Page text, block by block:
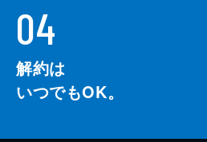
04
解約は
いつでもOK。